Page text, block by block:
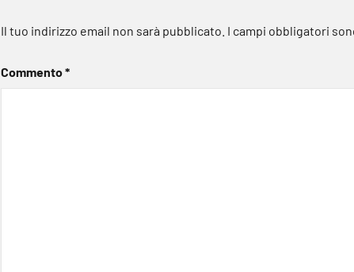
Il tuo indirizzo email non sarà pubblicato. I campi obbligatori
Commento*